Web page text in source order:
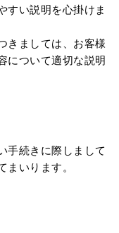
すい説明を心掛けま
きましては、お客様
について適切な説明
手続きに際しまして
まいります。